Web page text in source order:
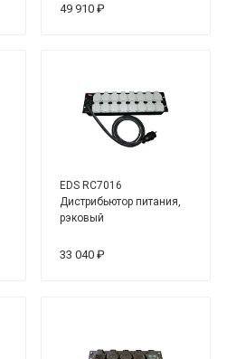
49 910 ₽
EDS RC7016
Дистрибьютор питания,
рэковый
33 040 ₽